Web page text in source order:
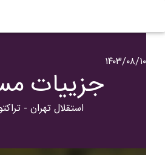
۱۴۰۳/۰۸/۱۰
جزییات
استقلال تهران -